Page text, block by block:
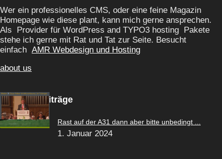
Wer ein professionelles CMS, oder eine feine Magazin
Homepage wie diese plant, kann mich gerne ansprechen.
Als Provider für WordPress and TYPO3 hosting Pakete
stehe ich gerne mit Rat und Tat zur Seite. Besucht
einfach AMR Webdesign und Hosting
about us
Beliebte Beiträge
Rast auf der A31 dann aber bitte unbedingt ...
1. Januar 2024